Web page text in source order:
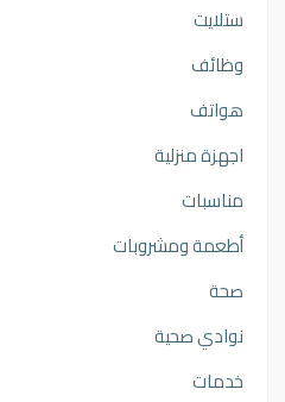
ستلايت
وظائف
هواتف
اجهزة منزلية
مناسبات
أطعمة ومشروبات
صحة
نوادي صحية
خدمات